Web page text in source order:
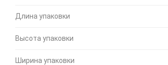
Длина упаковки
Высота упаковки
Ширина упаковки